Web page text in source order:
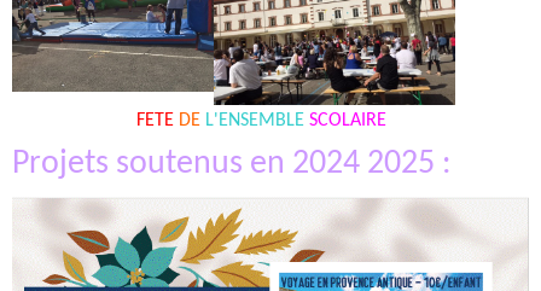
FETE DE L'ENSEMBLE SCOLAIRE
Projets soutenus en 2024 2025 :